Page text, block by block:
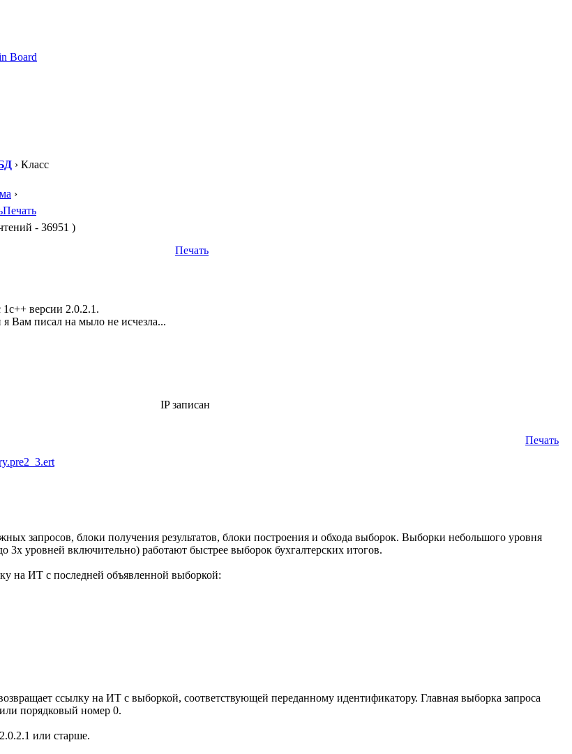
› Класс
›
Печать
- 36951 )
Печать
1с++ версии 2.0.2.1.
Вам писал на мыло не исчезла...
IP записан
Печать
запросов, блоки получения результатов, блоки построения и обхода выборок. Выборки небольшого уровня
3х уровней включительно) работают быстрее выборок бухгалтерских итогов.
на ИТ с последней объявленной выборкой:
ссылку на ИТ с выборкой, соответствующей переданному идентификатору. Главная выборка запроса
порядковый номер 0.
или старше.